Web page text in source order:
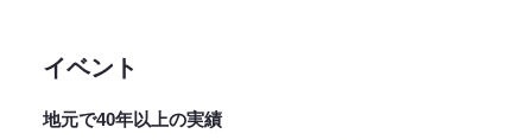
イベント
地元で40年以上の実績